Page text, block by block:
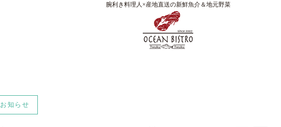
腕利き料理人×産地直送の新鮮魚介＆地元野菜
お知らせ